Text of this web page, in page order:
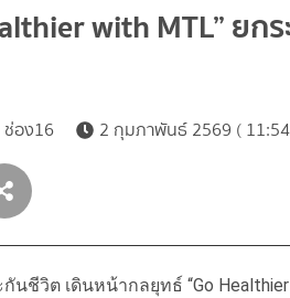
with MTL” ย
ช่อง16 2 กุมภาพันธ์ 2569 (
กันชีวิต เดินหน้ากลยุทธ์ “Go